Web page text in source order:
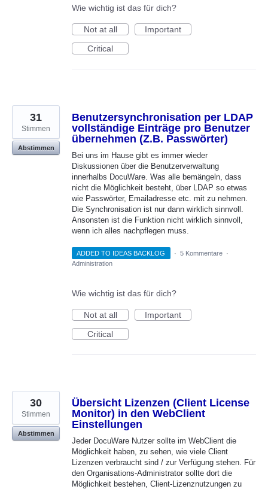
Wie wichtig ist das für dich?
Not at all
Important
Critical
Benutzersynchronisation per LDAP
vollständige Einträge pro Benutzer
übernehmen (Z.B. Passwörter)
Bei uns im Hause gibt es immer wieder
Diskussionen über die Benutzerverwaltung
innerhalbs DocuWare. Was alle bemängeln, dass
nicht die Möglichkeit besteht, über LDAP so etwas
wie Passwörter, Emailadresse etc. mit zu nehmen.
Die Synchronisation ist nur dann wirklich sinnvoll.
Ansonsten ist die Funktion nicht wirklich sinnvoll,
wenn ich alles nachpflegen muss.
31
Stimmen
Abstimmen
ADDED TO IDEAS BACKLOG · 5 Kommentare
·
Administration
Wie wichtig ist das für dich?
Not at all
Important
Critical
Übersicht Lizenzen (Client License
Monitor) in den WebClient
Einstellungen
Jeder DocuWare Nutzer sollte im WebClient die
Möglichkeit haben, zu sehen, wie viele Client
Lizenzen verbraucht sind / zur Verfügung stehen. Für
den Organisations-Administrator sollte dort die
Möglichkeit bestehen, Client-Lizenznutzungen zu
30
Stimmen
Abstimmen